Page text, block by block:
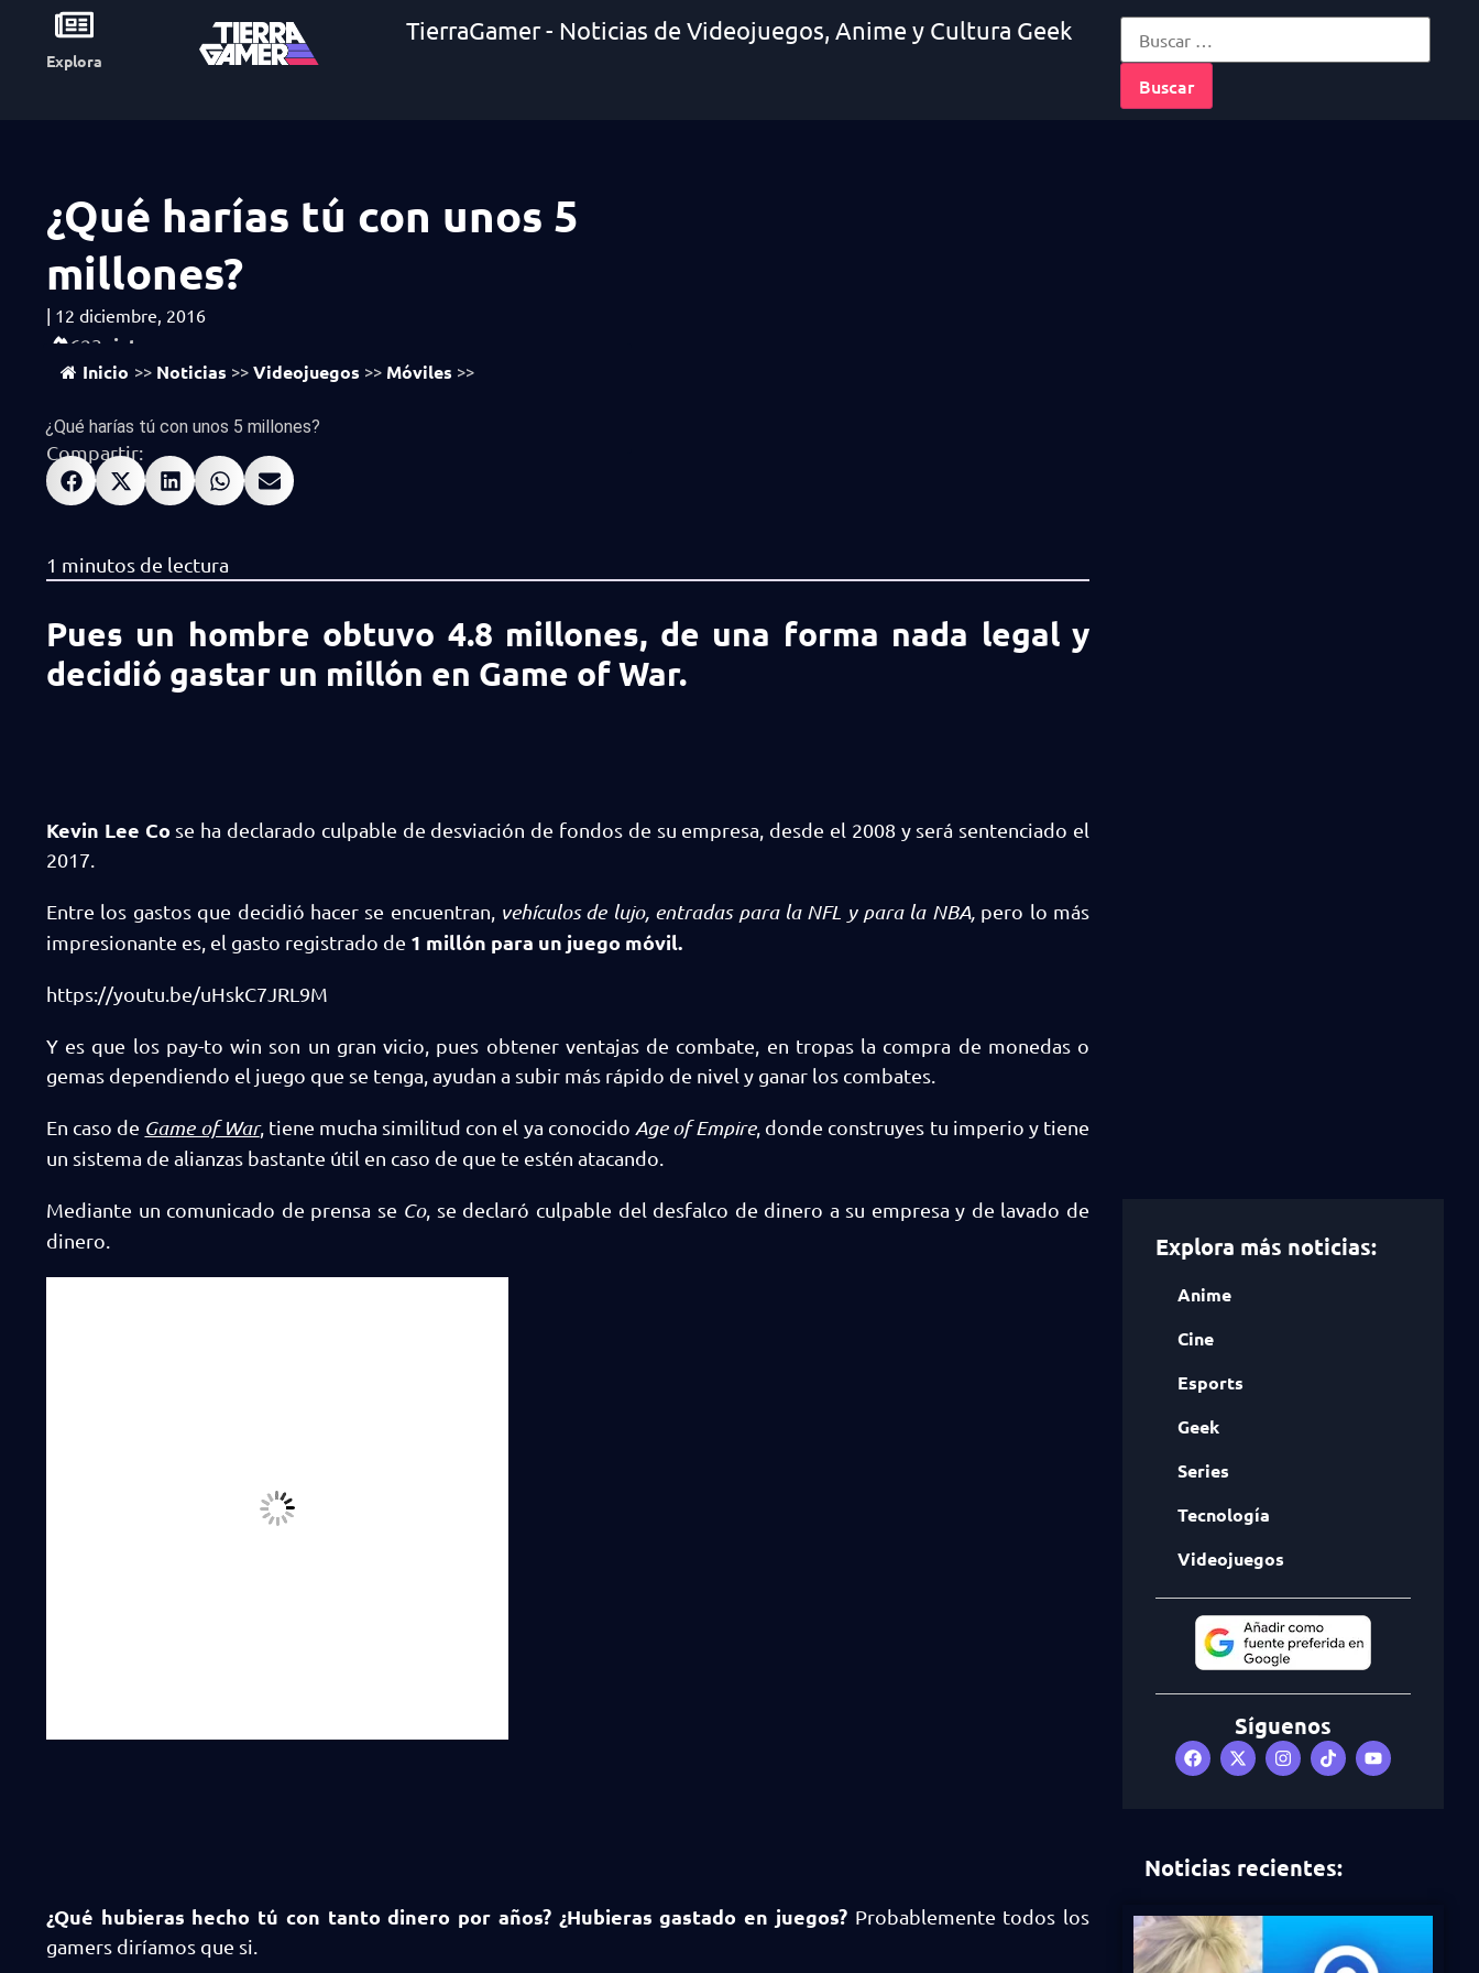
Explora
TierraGamer - Noticias de Videojuegos, Anime y Cultura Geek
¿Qué harías tú con unos 5
millones?
| 12 diciembre, 2016
623 vistas
Inicio >> Noticias >> Videojuegos >> Móviles >>
¿Qué harías tú con unos 5 millones?
Compartir:
Pues un hombre obtuvo 4.8 millones, de una forma nada legal y
decidió gastar un millón en Game of War.
Kevin Lee Co se ha declarado culpable de desviación de fondos de su empresa, desde el 2008 y será sentenciado el
2017.
Entre los gastos que decidió hacer se encuentran, vehículos de lujo, entradas para la NFL y para la NBA, pero lo más
impresionante es, el gasto registrado de 1 millón para un juego móvil.
https://youtu.be/uHskC7JRL9M
Y es que los pay-to win son un gran vicio, pues obtener ventajas de combate, en tropas la compra de monedas o
gemas dependiendo el juego que se tenga, ayudan a subir más rápido de nivel y ganar los combates.
En caso de Game of War, tiene mucha similitud con el ya conocido Age of Empire, donde construyes tu imperio y tiene
un sistema de alianzas bastante útil en caso de que te estén atacando.
Mediante un comunicado de prensa se Co, se declaró culpable del desfalco de dinero a su empresa y de lavado de
dinero.
¿Qué hubieras hecho tú con tanto dinero por años? ¿Hubieras gastado en juegos?Probablemente todos los
gamers diríamos que si.
Explora más noticias:
Anime
Cine
Esports
Geek
Series
Tecnología
Videojuegos
Síguenos
Noticias recientes: